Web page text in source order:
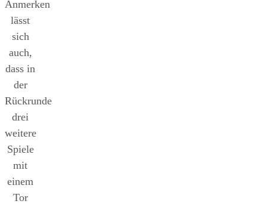
Anmerken
lässt
sich
auch,
dass in
der
Rückrunde
drei
weitere
Spiele
mit
einem
Tor